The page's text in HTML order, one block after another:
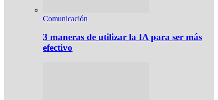
Comunicación
3 maneras de utilizar la IA para ser más
efectivo